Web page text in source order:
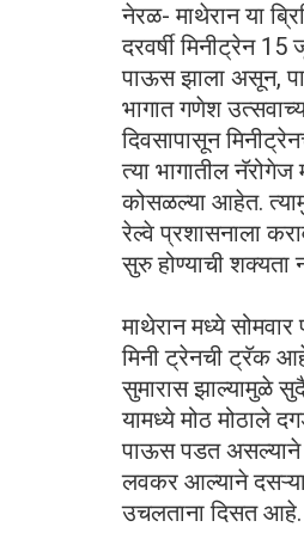
नेरळ- माथेरान या
दरवर्षी मिनीट्रेन
पाऊस झाला असून,
भागात गणेश
दिवसापासून
त्या भागातील नॅरोगेज
कोसळल्या आहेत.
रेल्वे प्रशासनाला
सुरु होण्याची शक्यता
माथेरान मध्ये
मिनी ट्रेनची ट्रॅक
सुमारास झाल्यामुळे
यामध्ये मोठ मोठाले
पाऊस पडत असल्याने
लवकर आल्याने
उचलताना दिसत आहे.